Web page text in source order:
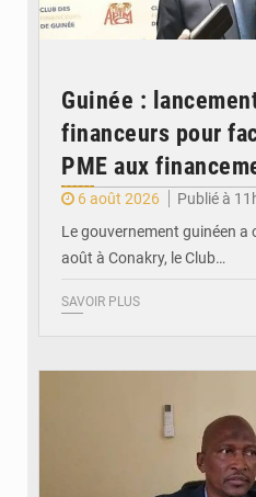
Guinée :
financeurs pour
PME aux
6 août 2026
Publié à
Le gouvernement guinéen a
août à Conakry, le Club…
SAVOIR PLUS